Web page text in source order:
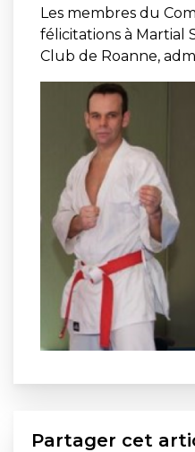
Les membres du
félicitations à Martial
Club de Roanne,
Partager cet